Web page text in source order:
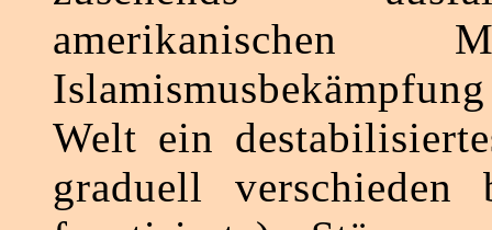
Welt ein
graduell verschieden